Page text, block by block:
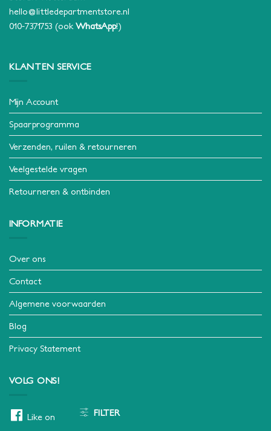
FILTER
hello@littledepartmentstore.nl
010-7371753 (ook WhatsApp!)
KLANTEN SERVICE
Mijn Account
Spaarprogramma
Verzenden, ruilen & retourneren
Veelgestelde vragen
Retourneren & ontbinden
INFORMATIE
Over ons
Contact
Algemene voorwaarden
Blog
Privacy Statement
VOLG ONS!
Like ons op facebook